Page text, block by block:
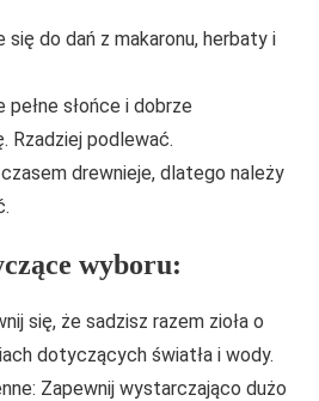
się do dań z makaronu, herbaty i
słońce i dobrze
Rzadziej podlewać.
drewnieje, dlatego należy
wyboru:
się, że sadzisz razem zioła o
dotyczących światła i wody.
Zapewnij wystarczająco dużo